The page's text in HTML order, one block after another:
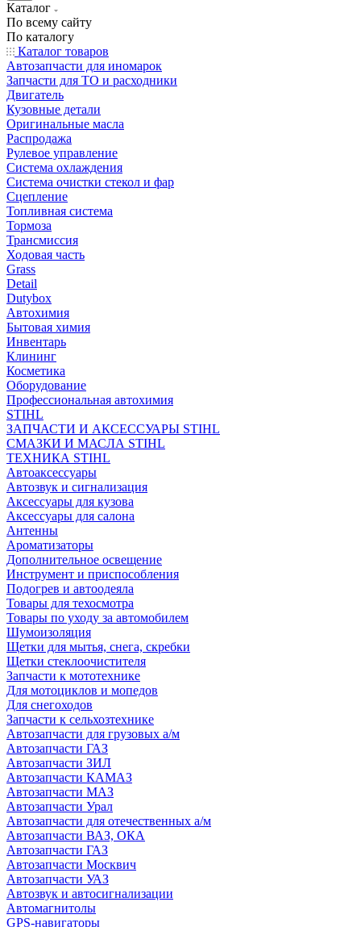
Каталог
По всему сайту
По каталогу
Каталог товаров
Автозапчасти для иномарок
Запчасти для ТО и расходники
Двигатель
Кузовные детали
Оригинальные масла
Распродажа
Рулевое управление
Система охлаждения
Система очистки стекол и фар
Сцепление
Топливная система
Тормоза
Трансмиссия
Ходовая часть
Grass
Detail
Dutybox
Автохимия
Бытовая химия
Инвентарь
Клининг
Косметика
Оборудование
Профессиональная автохимия
STIHL
ЗАПЧАСТИ И АКСЕССУАРЫ STIHL
СМАЗКИ И МАСЛА STIHL
ТЕХНИКА STIHL
Автоаксессуары
Автозвук и сигнализация
Аксессуары для кузова
Аксессуары для салона
Антенны
Ароматизаторы
Дополнительное освещение
Инструмент и приспособления
Подогрев и автоодеяла
Товары для техосмотра
Товары по уходу за автомобилем
Шумоизоляция
Щетки для мытья, снега, скребки
Щетки стеклоочистителя
Запчасти к мототехнике
Для мотоциклов и мопедов
Для снегоходов
Запчасти к сельхозтехнике
Автозапчасти для грузовых а/м
Автозапчасти ГАЗ
Автозапчасти ЗИЛ
Автозапчасти КАМАЗ
Автозапчасти МАЗ
Автозапчасти Урал
Автозапчасти для отечественных а/м
Автозапчасти ВАЗ, ОКА
Автозапчасти ГАЗ
Автозапчасти Москвич
Автозапчасти УАЗ
Автозвук и автосигнализации
Автомагнитолы
GPS-навигаторы